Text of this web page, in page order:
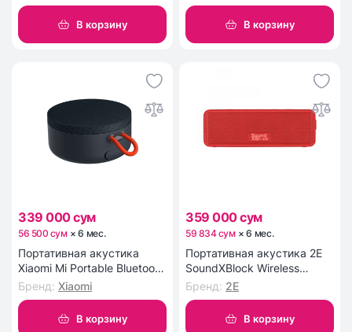
В корзину В корзину
339 000 сум
56 500 сум ×6 мес.
Портативная акустика
Xiaomi Mi Portable Bluetooth
Speaker Grey
Бренд: Xiaomi
В корзину
359 000 сум
59 834 сум ×6 мес.
Портативная акустика 2E
SoundXBlock Wireless
Waterproof Red
Бренд: 2E
В корзину